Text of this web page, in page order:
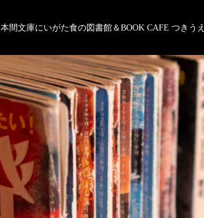
本間文庫にいがた食の図書館＆BOOK CAFE つきうえ